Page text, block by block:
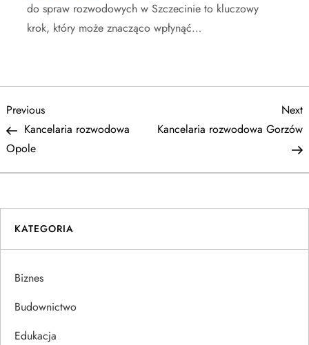
do spraw rozwodowych w Szczecinie to kluczowy
krok, który może znacząco wpłynąć…
N
a
w
i
g
a
c
Previous
Post
Previous
Kancelaria rozwodowa
Opole
Next
Kancelaria rozwodowa Gorzów
KATEGORIA
Biznes
Budownictwo
Edukacja